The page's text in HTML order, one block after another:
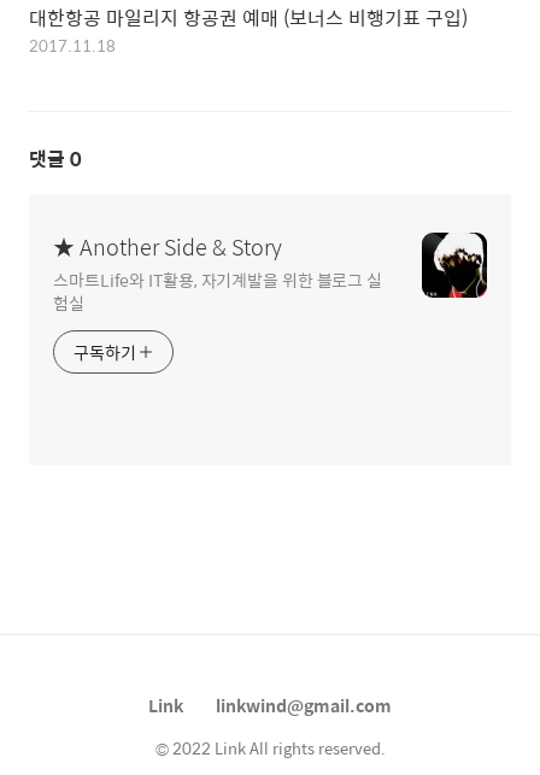
대한항공 마일리지 항공권 예매 (보너스 비행기표 구입)
2017.11.18
댓글 0
★ Another Side & Story
스마트Life와 IT활용, 자기계발을 위한 블로그 실
험실
구독하기
Link linkwind@gmail.com
© 2022 Link All rights reserved.